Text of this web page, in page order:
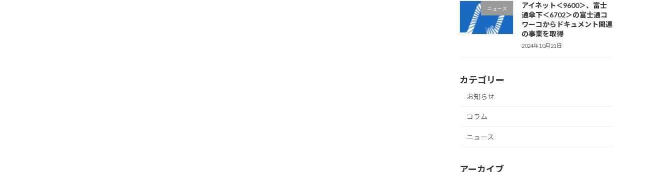
ニュース
アイネット＜9600＞、富士
通傘下＜6702＞の富士通コ
ワーコからドキュメント関連
の事業を取得
2024年10月21日
カテゴリー
お知らせ
コラム
ニュース
アーカイブ